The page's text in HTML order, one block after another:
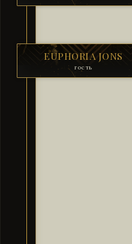
EUPHORIA JONS
гость